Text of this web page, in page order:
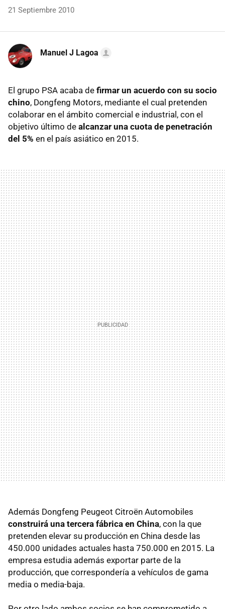
21 Septiembre 2010
Manuel J Lagoa
El grupo PSA acaba de firmar un acuerdo con su socio
chino, Dongfeng Motors, mediante el cual pretenden
colaborar en el ámbito comercial e industrial, con el
objetivo último de alcanzar una cuota de penetración
del 5% en el país asiático en 2015.
Además Dongfeng Peugeot Citroën Automobiles
construirá una tercera fábrica en China, con la que
pretenden elevar su producción en China desde las
450.000 unidades actuales hasta 750.000 en 2015. La
empresa estudia además exportar parte de la
producción, que correspondería a vehículos de gama
media o media-baja.